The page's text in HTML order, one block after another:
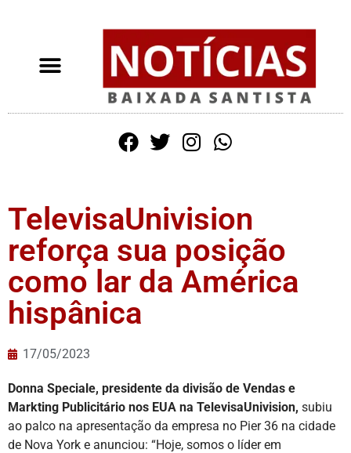
TelevisaUnivision
reforça sua posição
como lar da América
hispânica
17/05/2023
Donna Speciale, presidente da divisão de Vendas e
Markting Publicitário nos EUA na TelevisaUnivision, subiu
ao palco na apresentação da empresa no Pier 36 na cidade
de Nova York e anunciou: “Hoje, somos o líder em